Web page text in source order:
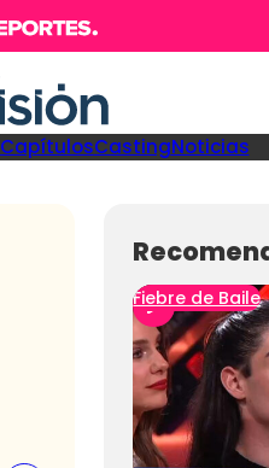
CapítulosCastingNoticias
Fiebre de Baile